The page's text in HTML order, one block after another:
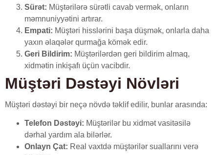
Sürət: Müştərilərə sürətli cavab vermək, onların
məmnuniyyətini artırar.
Empati: Müştəri hisslərini başa düşmək, onlarla daha
yaxın əlaqələr qurmağa kömək edir.
Geri Bildirim: Müştərilərdən geri bildirim almaq,
xidmətin inkişafı üçün vacibdir.
Müştəri Dəstəyi Növləri
Müştəri dəstəyi bir neçə növdə təklif edilir, bunlar arasında:
Telefon Dəstəyi: Müştərilər bu xidmət vasitəsilə
dərhal yardım ala bilərlər.
Onlayn Çat: Real vaxtdə müştərilər suallarını verə